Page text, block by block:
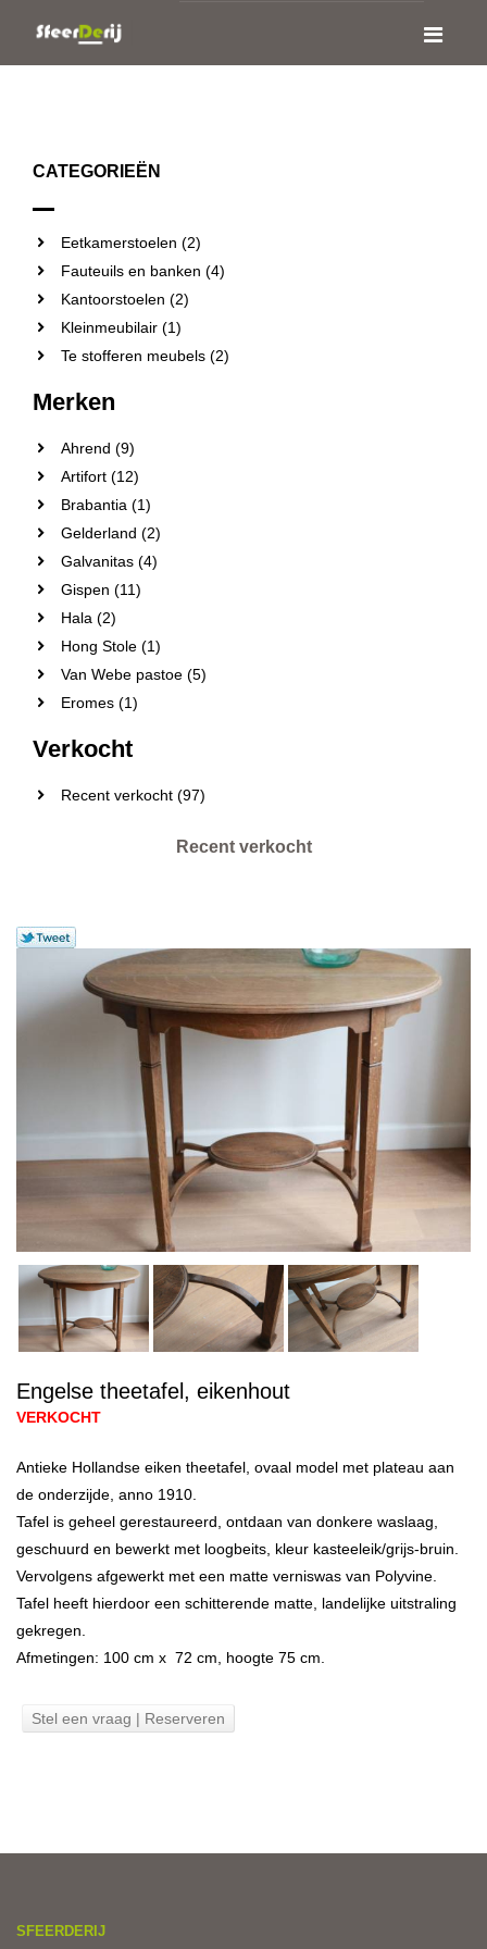
CATEGORIEËN
Eetkamerstoelen (2)
Fauteuils en banken (4)
Kantoorstoelen (2)
Kleinmeubilair (1)
Te stofferen meubels (2)
Merken
Ahrend (9)
Artifort (12)
Brabantia (1)
Gelderland (2)
Galvanitas (4)
Gispen (11)
Hala (2)
Hong Stole (1)
Van Webe pastoe (5)
Eromes (1)
Verkocht
Recent verkocht (97)
Recent verkocht
Engelse theetafel, eikenhout
VERKOCHT
Antieke Hollandse eiken theetafel, ovaal model met plateau aan
de onderzijde, anno 1910.
Tafel is geheel gerestaureerd, ontdaan van donkere waslaag,
geschuurd en bewerkt met loogbeits, kleur kasteeleik/grijs-bruin.
Vervolgens afgewerkt met een matte verniswas van Polyvine.
Tafel heeft hierdoor een schitterende matte, landelijke uitstraling
gekregen.
Afmetingen: 100 cm x 72 cm, hoogte 75 cm.
Stel een vraag | Reserveren
SFEERDERIJ